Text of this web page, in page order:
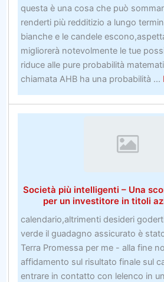
scarpe
da
lavoro
a
piedi
nudi
questa è una cosa che può
renderti più redditizio a lungo
bianche e le candele
migliorerà notevolmente le tue
riduce alle pure probabilità
chiamata AHB ha una probabilità ...
Società più intelligenti – Una
per un investitore in titoli
calendario,altrimenti desideri
verde il guadagno assicurato è
Terra Promessa per me - alla fine
affidamento sul risultato finale sul
entrare in contatto con lelenco in